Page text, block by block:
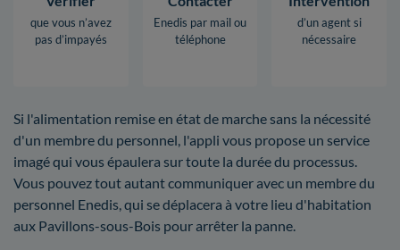
que vous n’avez
pas d’impayés
Enedis par mail ou
téléphone
d’un agent si
nécessaire
Si l'alimentation remise en état de marche sans la nécessité
d'un membre du personnel, l'appli vous propose un service
imagé qui vous épaulera sur toute la durée du processus.
Vous pouvez tout autant communiquer avec un membre du
personnel Enedis, qui se déplacera à votre lieu d'habitation
aux Pavillons-sous-Bois pour arrêter la panne.